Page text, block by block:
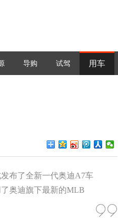
导购 试驾 用车
布了全新一代奥迪A7车
奥迪旗下最新的MLB